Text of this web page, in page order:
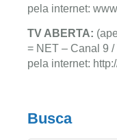
pela internet:
TV ABERTA:
= NET – Canal 9
pela internet:
Busca